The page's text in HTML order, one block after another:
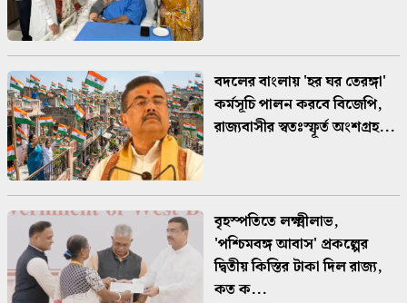
বদলের বাংলায় 'হর ঘর তেরঙ্গা'
কর্মসূচি পালন করবে বিজেপি,
রাজ্যবাসীর স্বতঃস্ফূর্ত অংশগ্রহ...
বৃহস্পতিতে লক্ষ্মীলাভ,
'পশ্চিমবঙ্গ আবাস' প্রকল্পের
দ্বিতীয় কিস্তির টাকা দিল রাজ্য,
কত ক...